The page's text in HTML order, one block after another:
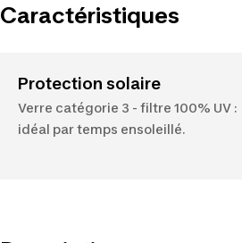
Caractéristiques
Protection solaire
Verre catégorie 3 - filtre 100% UV :
idéal par temps ensoleillé.